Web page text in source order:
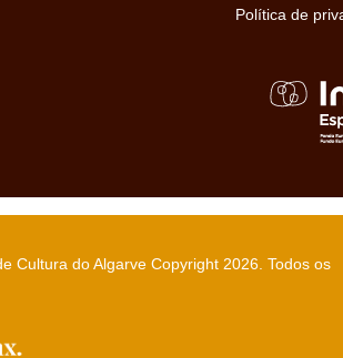
Política de
Cultura do Algarve Copyright 2026 . Todos os